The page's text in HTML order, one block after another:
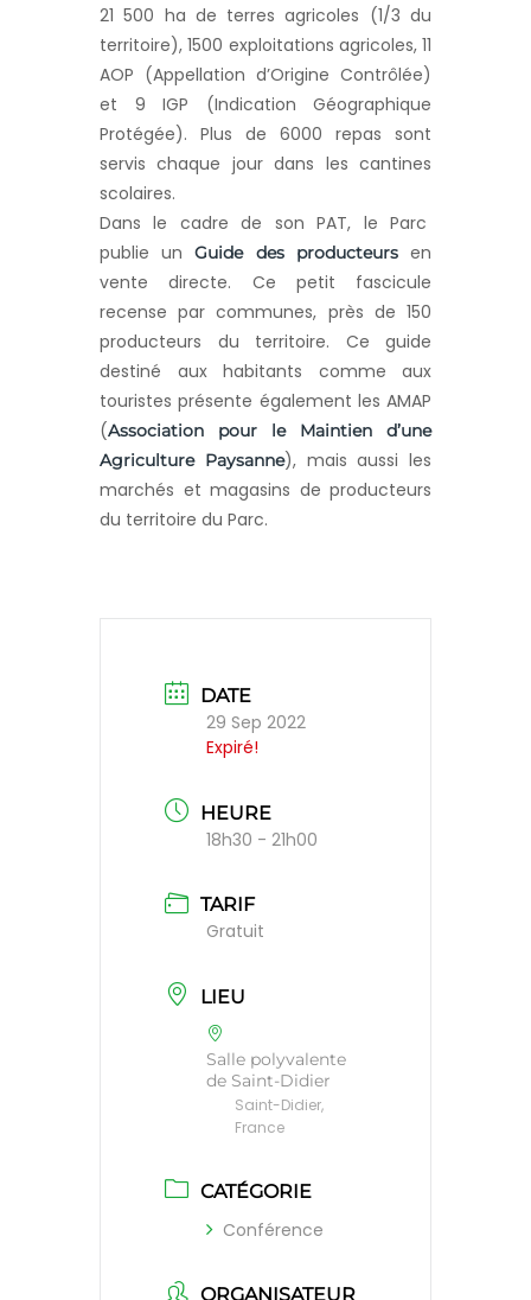
21 500 ha de terres agricoles (1/3 du
territoire), 1500 exploitations agricoles, 11
AOP (Appellation d’Origine Contrôlée)
et 9 IGP (Indication Géographique
Protégée). Plus de 6000 repas sont
servis chaque jour dans les cantines
scolaires.
Dans le cadre de son PAT, le Parc
publie unGuide des producteursen
vente directe. Ce petit fascicule
recense par communes, près de 150
producteurs du territoire. Ce guide
destiné aux habitants comme aux
touristes présente également les AMAP
(Association pour le Maintien d’une
Agriculture Paysanne), mais aussi les
marchés et magasins de producteurs
du territoire du Parc.
DATE
29 Sep 2022
Expiré!
HEURE
18h30 - 21h00
TARIF
Gratuit
LIEU
Salle polyvalente
de Saint-Didier
Saint-Didier,
France
CATÉGORIE
Conférence
ORGANISATEUR